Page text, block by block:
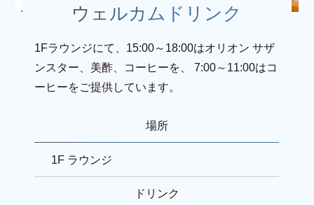
ウェルカムドリンク
1Fラウンジにて、15:00～18:00はオリオン サザ
ンスター、美酢、コーヒーを、
7:00～11:00はコ
ーヒーをご提供しています。
場所
1F ラウンジ
ドリンク